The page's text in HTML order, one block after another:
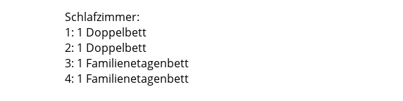
Schlafzimmer:
1: 1 Doppelbett
2: 1 Doppelbett
3: 1 Familienetagenbett
4: 1 Familienetagenbett